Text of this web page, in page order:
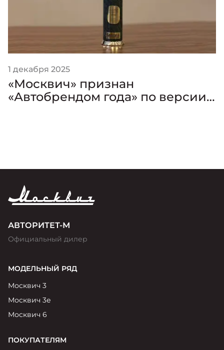
1 декабря 2025
«Москвич» признан
«Автобрендом года» по версии
АВТОРИТЕТ-М
Официальный дилер
МОДЕЛЬНЫЙ РЯД
Москвич 3
Москвич 3е
Москвич 6
ПОКУПАТЕЛЯМ